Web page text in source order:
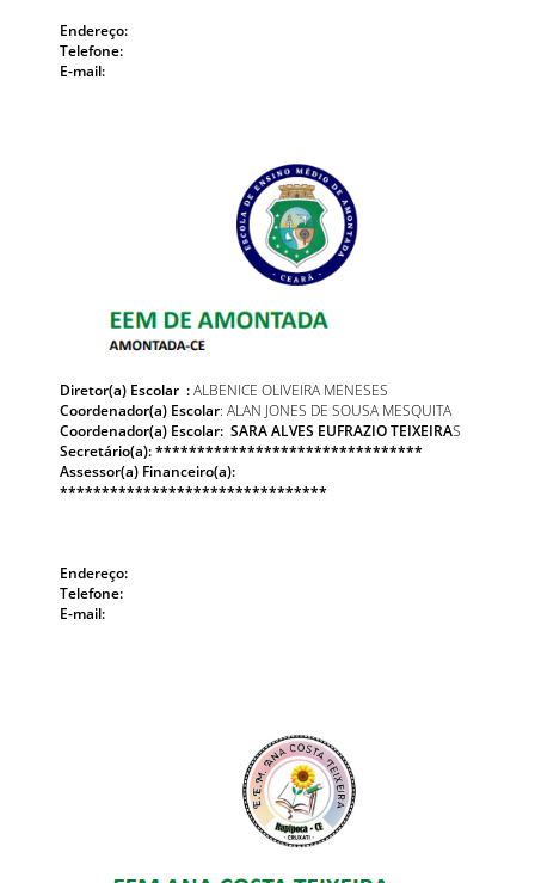
Endereço:
Telefone:
E-mail:
Diretor(a) Escolar :ALBENICE OLIVEIRA MENESES
Coordenador(a) Escolar: ALAN JONES DE SOUSA MESQUITA
Coordenador(a) Escolar: SARA ALVES EUFRAZIO TEIXEIRAS
Secretário(a):********************************
Assessor(a) Financeiro(a):
********************************
Endereço:
Telefone:
E-mail: